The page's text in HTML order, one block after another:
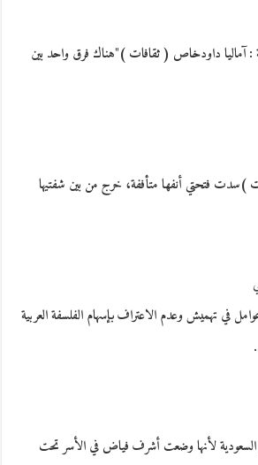
: آماليا داودخاص ( ثقافات )"هناك فرق واحد بين
)سدت فتحتي أنفها متأففة، خرج من بين شفتيها
في تهميش وعدم الاعتراف بإسهام الفلسفة العربية
السعودية لأنها وضعت أشرف فياض في الأسر تحت